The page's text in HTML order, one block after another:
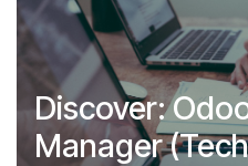
Discover:
Manager